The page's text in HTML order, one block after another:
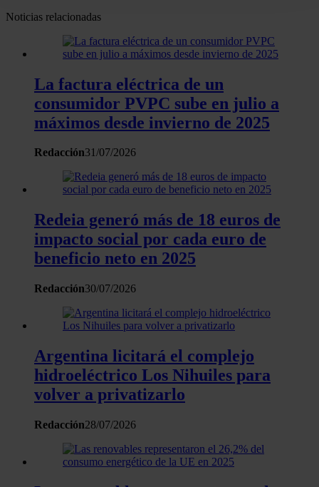
datos personales y establezca sus preferencias en la
sección de datos
consentimiento en cualquier momento en la Declaración
Las cookies de este sitio web se usan para personalizar
el contenido y los anuncios, ofrecer funciones de redes
información sobre el uso que haga del sitio web con
web, quienes pueden combinarla con otra información
que les haya proporcionado o que hayan recopilado a
partir del uso que haya hecho de sus servicios.
Noticias relacionadas
La factura eléctrica de un
consumidor PVPC sube en julio a
máximos desde invierno de 2025
Redacción31/07/2026
Redeia generó más de 18 euros de
impacto social por cada euro de
beneficio neto en 2025
Redacción30/07/2026
Argentina licitará el complejo
hidroeléctrico Los Nihuiles para
volver a privatizarlo
Redacción28/07/2026